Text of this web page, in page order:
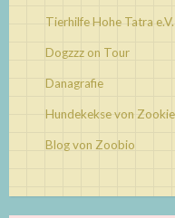
Tierhilfe Hohe Tatra e.V.
Dogzzz on Tour
Danagrafie
Hundekekse von
Blog von Zoobio